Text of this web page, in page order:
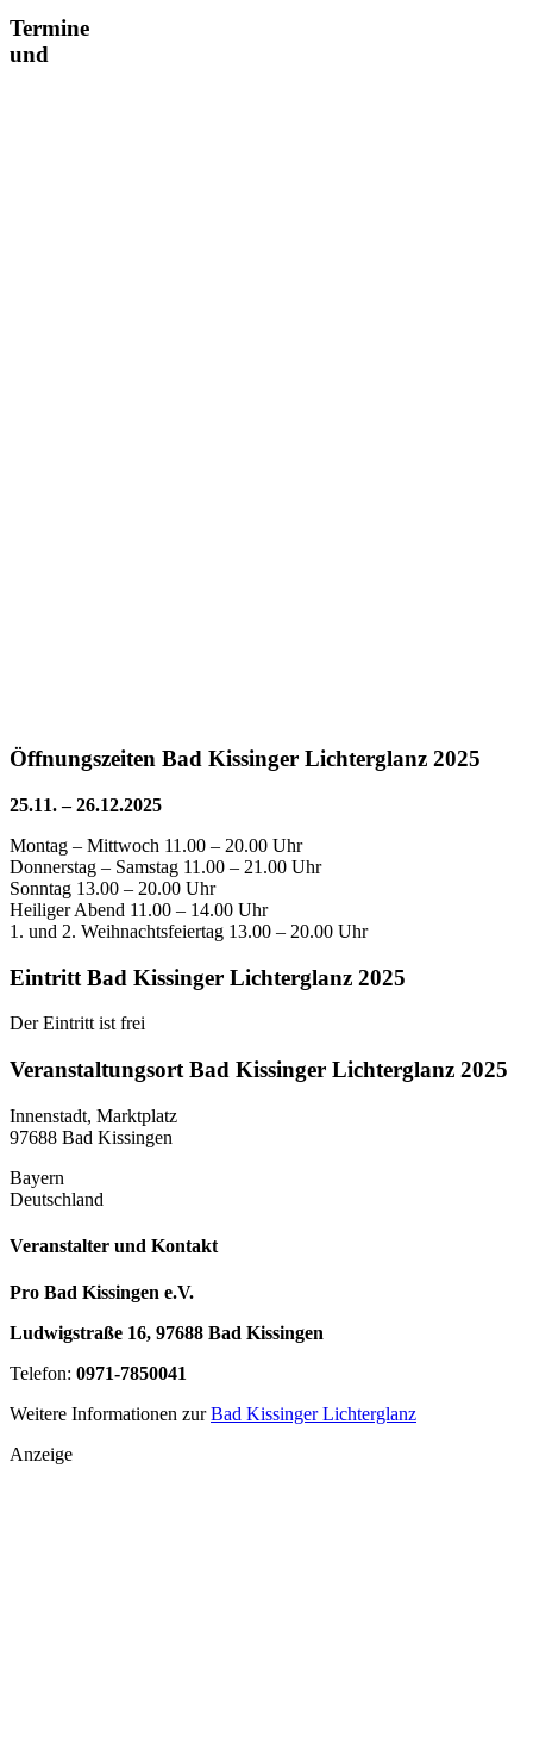
Termine
und
Öffnungszeiten Bad Kissinger Lichterglanz 2025
25.11. – 26.12.2025
Montag – Mittwoch 11.00 – 20.00 Uhr
Donnerstag – Samstag 11.00 – 21.00 Uhr
Sonntag 13.00 – 20.00 Uhr
Heiliger Abend 11.00 – 14.00 Uhr
1. und 2. Weihnachtsfeiertag 13.00 – 20.00 Uhr
Eintritt Bad Kissinger Lichterglanz 2025
Der Eintritt ist frei
Veranstaltungsort Bad Kissinger Lichterglanz 2025
Innenstadt, Marktplatz
97688 Bad Kissingen
Bayern
Deutschland
Veranstalter und Kontakt
Pro Bad Kissingen e.V.
Ludwigstraße 16, 97688 Bad Kissingen
Telefon: 0971-7850041
Weitere Informationen zurBad Kissinger Lichterglanz
Anzeige